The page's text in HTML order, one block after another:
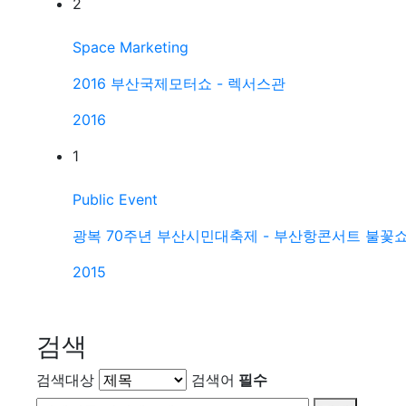
2
Space Marketing
2016 부산국제모터쇼 - 렉서스관
2016
1
Public Event
광복 70주년 부산시민대축제 - 부산항콘서트 불꽃
2015
검색
검색대상 검색어 필수